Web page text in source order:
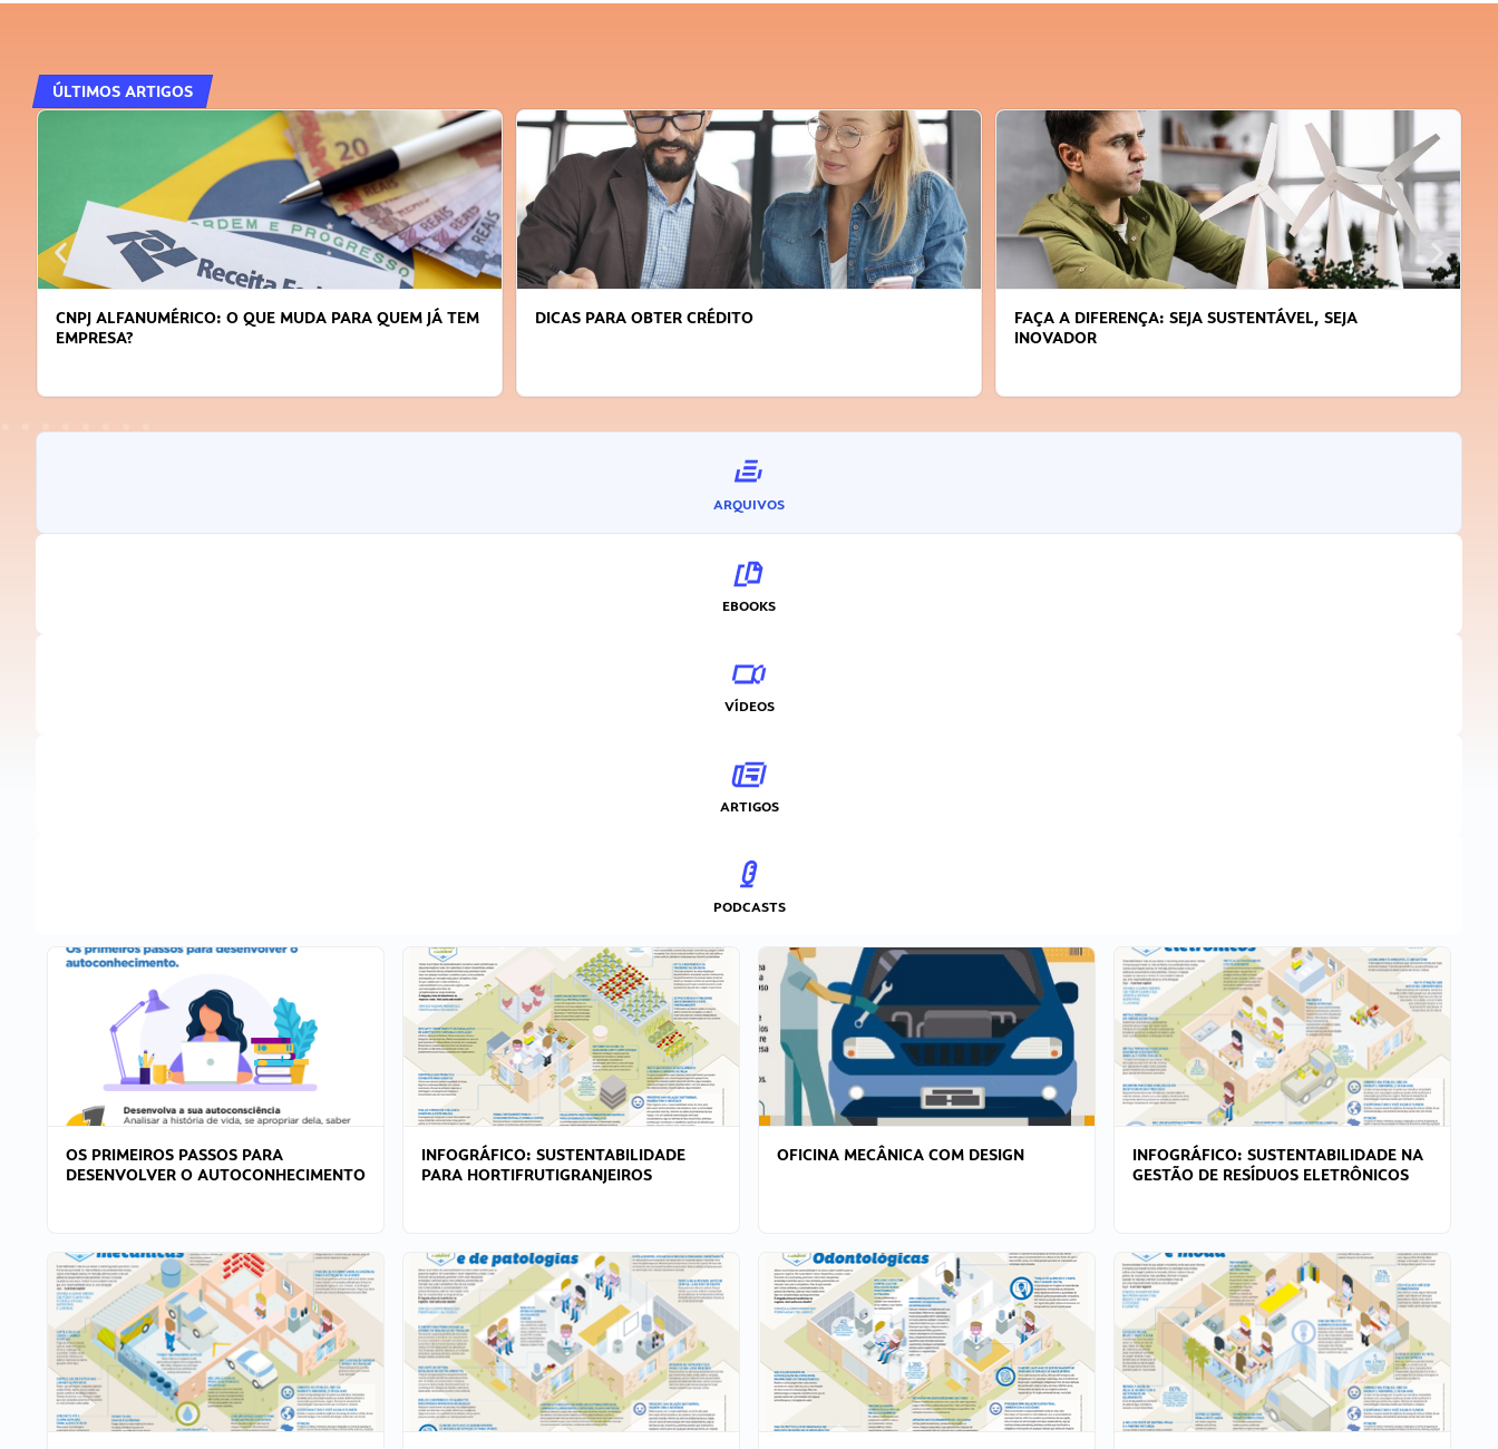
ÚLTIMOS ARTIGOS
DICAS PARA OBTER CRÉDITO
FAÇA A DIFERENÇA: SEJA SUSTENTÁVEL, SEJA
APRENDA A GERENCIAR O SEU TEMPO
ARQUIVOS
EBOOKS
VÍDEOS
ARTIGOS
PODCASTS
OS PRIMEIROS PASSOS PARA
DESENVOLVER O AUTOCONHECIMENTO
INFOGRÁFICO: SUSTENTABILIDADE
PARA HORTIFRUTIGRANJEIROS
OFICINA MECÂNICA COM DESIGN
INFOGRÁFICO: SUSTENTABILIDADE NA
GESTÃO DE RESÍDUOS ELETRÔNICOS